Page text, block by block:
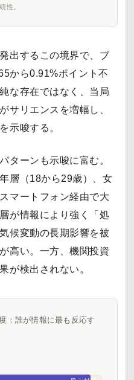
性。
出するこの境界で、ブ
から0.91%ポイント不
な存在ではなく、当局
サリエンスを増幅し、
示唆する。
ターンも示唆に富む。
層（18から29歳）、女
マートフォン経由で大
が情報により強く「処
候変動の長期影響を被
高い。一方、機関投資
が検出されない。
：誰が情報に最も反応す